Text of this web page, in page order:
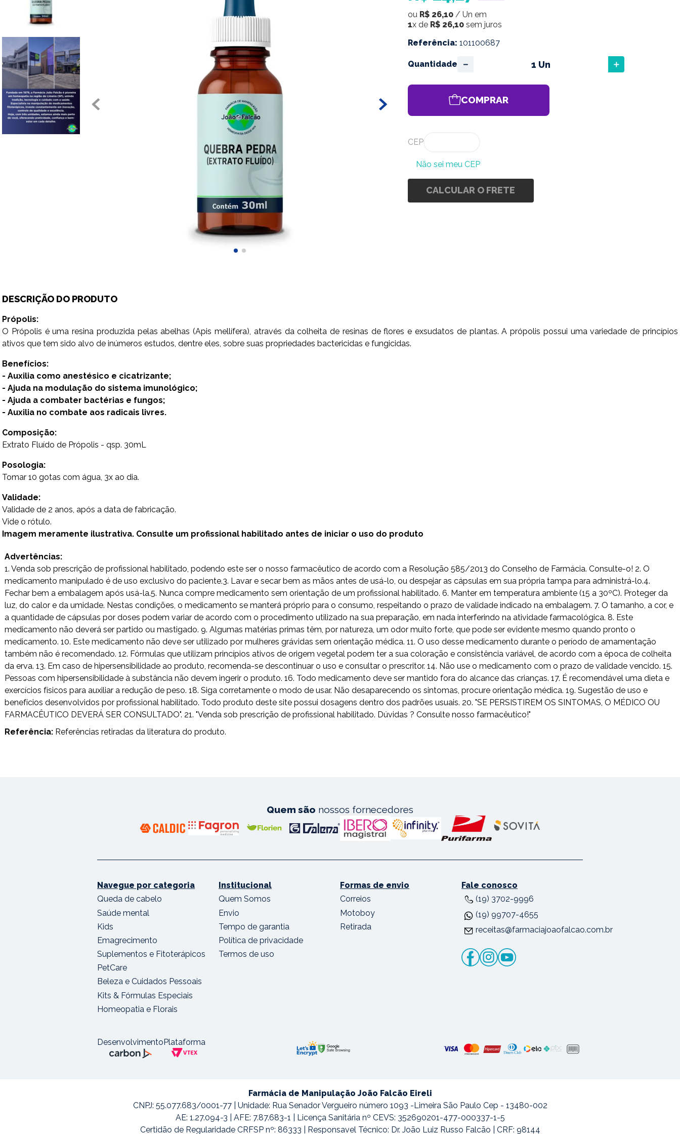
ou R$ 26,10/ Un em
1x de R$ 26,10sem juros
Referência: 101100687
Quantidade ＋
－
COMPRAR
CEP
Não sei meu CEP
CALCULAR O FRETE
DESCRIÇÃO DO PRODUTO
Própolis:
O Própolis é uma resina produzida pelas abelhas (Apis mellífera), através da colheita de resinas de flores e exsudatos de plantas. A própolis possui uma variedade de princípios
ativos que tem sido alvo de inúmeros estudos, dentre eles, sobre suas propriedades bactericidas e fungicidas.
Benefícios:
- Auxilia como anestésico e cicatrizante;
- Ajuda na modulação do sistema imunológico;
- Ajuda a combater bactérias e fungos;
- Auxilia no combate aos radicais livres.
Composição:
Extrato Fluído de Própolis - qsp. 30mL
Posologia:
Tomar 10 gotas com água, 3x ao dia.
Validade:
Validade de 2 anos, após a data de fabricação.
Vide o rótulo.
Imagem meramente ilustrativa. Consulte um profissional habilitado antes de iniciar o uso do produto
Advertências:
1. Venda sob prescrição de profissional habilitado, podendo este ser o nosso farmacêutico de acordo com a Resolução 585/2013 do Conselho de Farmácia. Consulte-o! 2. O
medicamento manipulado é de uso exclusivo do paciente.3. Lavar e secar bem as mãos antes de usá-lo, ou despejar as cápsulas em sua própria tampa para administrá-lo.4.
Fechar bem a embalagem após usá-la.5. Nunca compre medicamento sem orientação de um profissional habilitado. 6. Manter em temperatura ambiente (15 a 30ºC). Proteger da
luz, do calor e da umidade. Nestas condições, o medicamento se manterá próprio para o consumo, respeitando o prazo de validade indicado na embalagem. 7. O tamanho, a cor, e
a quantidade de cápsulas por doses podem variar de acordo com o procedimento utilizado na sua preparação, em nada interferindo na atividade farmacológica. 8. Este
medicamento não deverá ser partido ou mastigado. 9. Algumas matérias primas têm, por natureza, um odor muito forte, que pode ser evidente mesmo quando pronto o
medicamento. 10. Este medicamento não deve ser utilizado por mulheres grávidas sem orientação médica. 11. O uso desse medicamento durante o período de amamentação
também não é recomendado. 12. Fórmulas que utilizam princípios ativos de origem vegetal podem ter a sua coloração e consistência variável, de acordo com a época de colheita
da erva. 13. Em caso de hipersensibilidade ao produto, recomenda-se descontinuar o uso e consultar o prescritor. 14. Não use o medicamento com o prazo de validade vencido. 15.
Pessoas com hipersensibilidade à substância não devem ingerir o produto. 16. Todo medicamento deve ser mantido fora do alcance das crianças. 17. É recomendável uma dieta e
exercícios físicos para auxiliar a redução de peso. 18. Siga corretamente o modo de usar. Não desaparecendo os sintomas, procure orientação médica. 19. Sugestão de uso e
benefícios desenvolvidos por profissional habilitado. Todo produto deste site possui dosagens dentro dos padrões usuais. 20. "SE PERSISTIREM OS SINTOMAS, O MÉDICO OU
FARMACÊUTICO DEVERÁ SER CONSULTADO". 21. "Venda sob prescrição de profissional habilitado. Dúvidas ? Consulte nosso farmacêutico!"
Referência: Referências retiradas da literatura do produto.
Quem são nossos fornecedores
Navegue por categoria
Queda de cabelo
Saúde mental
Kids
Emagrecimento
Suplementos e Fitoterápicos
PetCare
Beleza e Cuidados Pessoais
Kits & Fórmulas Especiais
Homeopatia e Florais
Institucional
Quem Somos
Envio
Tempo de garantia
Política de privacidade
Termos de uso
Formas de envio
Correios
Motoboy
Retirada
Fale conosco
(19) 3702-9996
(19) 99707-4655
receitas@farmaciajoaofalcao.com.br
DesenvolvimentoPlataforma
Farmácia de Manipulação João Falcão Eireli
CNPJ: 55.077.683/0001-77 | Unidade: Rua Senador Vergueiro número 1093 -Limeira São Paulo Cep - 13480-002
AE: 1.27.094-3 | AFE: 7.87.683-1 | Licença Sanitária nº CEVS: 352690201-477-000337-1-5
Certidão de Regularidade CRFSP nº: 86333 | Responsavel Técnico: Dr. João Luiz Russo Falcão | CRF: 98144